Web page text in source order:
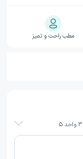
مطب راحت و تمیز